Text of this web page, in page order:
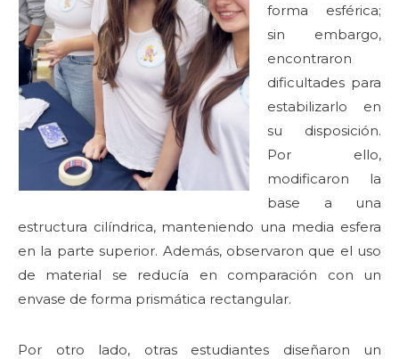
forma esférica;
sin embargo,
encontraron
dificultades para
estabilizarlo en
su disposición.
Por ello,
modificaron la
base a una
estructura cilíndrica, manteniendo una media esfera
en la parte superior. Además, observaron que el uso
de material se reducía en comparación con un
envase de forma prismática rectangular.
Por otro lado, otras estudiantes diseñaron un